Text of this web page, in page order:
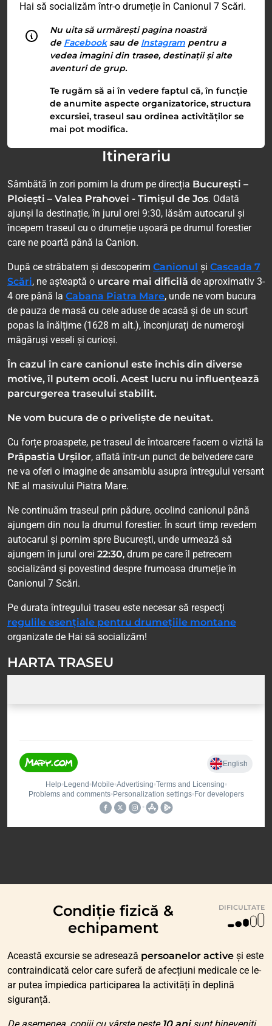
Hai să socializăm într-o drumeție în Canionul 7 Scări.
Nu uita să urmărești pagina noastră
de Facebooksau de Instagram pentru a
vedea imagini din trasee, destinații și alte
aventuri de grup.
Te rugăm să ai în vedere faptul că, în funcție
de anumite aspecte organizatorice, structura
excursiei, traseul sau ordinea activităților se
mai pot modifica.
Itinerariu
Sâmbătă în zori pornim la drum pe direcția București –
Ploiești – Valea Prahovei - Timișul de Jos. Odată
ajunși la destinație, în jurul orei 9:30, lăsăm autocarul și
începem traseul cu o drumeție ușoară pe drumul forestier
care ne poartă până la Canion.
După ce străbatem și descoperim Canionul și Cascada 7
Scări, ne așteaptă o urcare mai dificilă de aproximativ 3-
4 ore până la Cabana Piatra Mare, unde ne vom bucura
de pauza de masă cu cele aduse de acasă și de un scurt
popas la înălțime (1628 m alt.), înconjurați de numeroși
măgăruși veseli și curioși.
În cazul în care canionul este închis din diverse
motive, îl putem ocoli. Acest lucru nu influențează
parcurgerea traseului stabilit.
Ne vom bucura de o priveliște de neuitat.
Cu forțe proaspete, pe traseul de întoarcere facem o vizită la
Prăpastia Urșilor, aflată într-un punct de belvedere care
ne va oferi o imagine de ansamblu asupra întregului versant
NE al masivului Piatra Mare.
Ne continuăm traseul prin pădure, ocolind canionul până
ajungem din nou la drumul forestier. În scurt timp revedem
autocarul și pornim spre București, unde urmează să
ajungem în jurul orei 22:30, drum pe care îl petrecem
socializând și povestind despre frumoasa drumeție în
Canionul 7 Scări.
Pe durata întregului traseu este necesar să respecți
regulile esențiale pentru drumețiile montane
organizate de Hai să socializăm!
HARTA TRASEU
Condiție fizică &
echipament
DIFICULTATE
Această excursie se adresează persoanelor active și este
contraindicată celor care suferă de afecțiuni medicale ce le-
ar putea împiedica participarea la activități în deplină
siguranță.